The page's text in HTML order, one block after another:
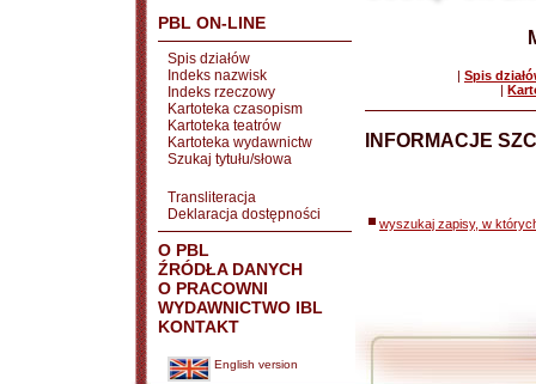
PBL ON-LINE
Spis działów
Indeks nazwisk
Indeks rzeczowy
Kartoteka czasopism
Kartoteka teatrów
Kartoteka wydawnictw
Szukaj tytułu/słowa
Transliteracja
Deklaracja dostępności
O PBL
ŹRÓDŁA DANYCH
O PRACOWNI
WYDAWNICTWO IBL
KONTAKT
English version
| Spis
|
INFORMACJE
wyszukaj zapisy, w